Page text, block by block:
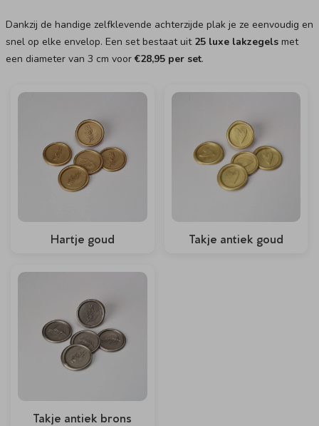
Dankzij de handige zelfklevende achterzijde plak je ze eenvoudig en
snel op elke envelop. Een set bestaat uit 25 luxe lakzegels met
een diameter van 3 cm voor€28,95 per set.
Hartje goud Takje antiek goud
Takje antiek brons